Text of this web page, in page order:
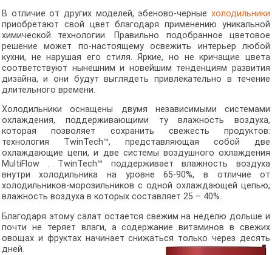
В отличие от других моделей, эбеново-черныехолодильники
приобретают свой цвет благодаря применению уникальной
химической технологии. Правильно подобранное цветовое
решение может по-настоящему освежить интерьер любой
кухни, не нарушая его стиля. Яркие, но не кричащие цвета
соответствуют нынешним и новейшим тенденциям развития
дизайна, и они будут выглядеть привлекательно в течение
длительного времени.
Холодильники оснащены двумя независимыми системами
охлаждения, поддерживающими ту влажность воздуха,
которая позволяет сохранить свежесть продуктов:
технология TwinTech™, представляющая собой две
охлаждающие цепи, и две системы воздушного охлаждения
MultiFlow . TwinTech™ поддерживает влажность воздуха
внутри холодильника на уровне 65-90%, в отличие от
холодильников-морозильников с одной охлаждающей цепью,
влажность воздуха в которых составляет 25 – 40%.
Благодаря этому салат остается свежим на неделю дольше и
почти не теряет влаги, а содержание витаминов в свежих
овощах и фруктах начинает снижаться только через десять
дней.